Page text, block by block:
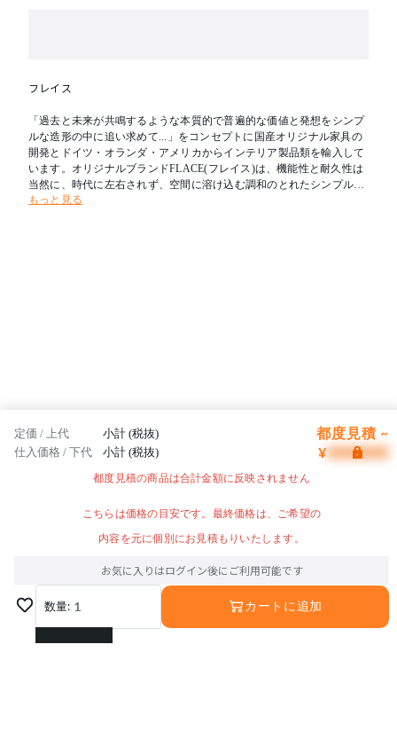
フレイス
「過去と未来が共鳴するような本質的で普遍的な価値と発想をシンプ
ルな造形の中に追い求めて...」をコンセプトに国産オリジナル家具の
開発とドイツ・オランダ・アメリカからインテリア製品類を輸入して
います。オリジナルブランドFLACE(フレイス)は、機能性と耐久性は
当然に、時代に左右されず、空間に溶け込む調和のとれたシンプルな
家具創りを目指しています。フレイスは日本から、そして世界から高
もっと見る
定価 / 上代 小計 (税抜) 都度見積 ~
仕入価格 / 下代 小計 (税抜) ¥
都度見積の商品は合計金額に反映されません
こちらは価格の目安です。最終価格は、ご希望の
内容を元に個別にお見積もりいたします。
お気に入りはログイン後にご利用可能です
数量: 1
1
カートに追加